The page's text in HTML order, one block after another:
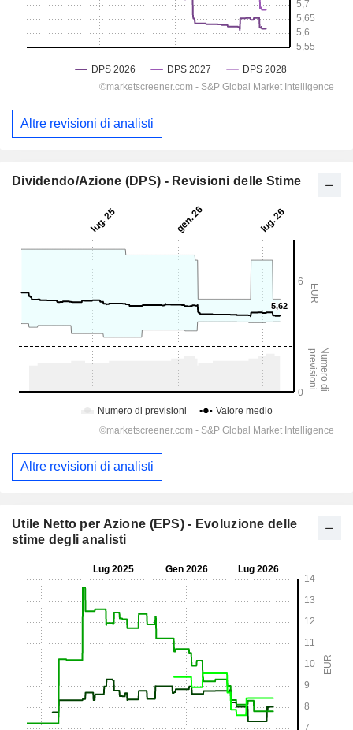
Altre revisioni di analisti
Dividendo/Azione (DPS) - Revisioni delle Stime
Altre revisioni di analisti
Utile Netto per Azione (EPS) - Evoluzione delle
stime degli analisti